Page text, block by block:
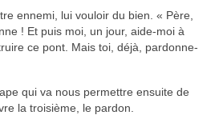
ennemi, lui vouloir du bien. « Père,
! Et puis moi, un jour, aide-moi à
ce pont. Mais toi, déjà, pardonne-
qui va nous permettre ensuite de
la troisième, le pardon.